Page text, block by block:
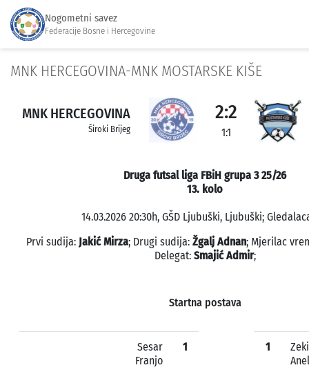
Nogometni savez
Federacije Bosne i Hercegovine
MNK HERCEGOVINA-MNK MOSTARSKE KIŠE
MNK HERCEGOVINA
Široki Brijeg
2:2
1:1
Druga futsal liga FBiH grupa 3 25/26
13. kolo
14.03.2026 20:30h, GŠD Ljubuški, Ljubuški;
Prvi sudija: Jakić Mirza; Drugi sudija: Žgalj Adnan; Mjerilac
Delegat: Smajić Admir;
Startna postava
Sesar
Franjo
1 1
Anel